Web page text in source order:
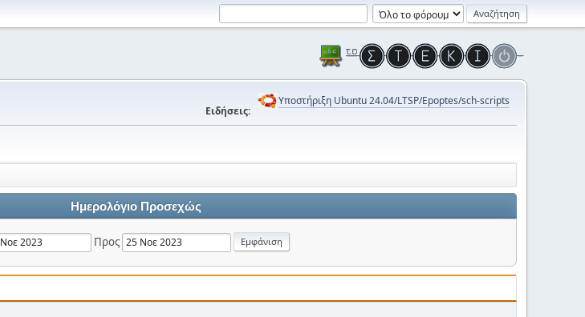
Ειδήσεις:
Υποστήριξη Ubuntu 24.04/LTSP/Epoptes/sch-scripts
Ημερολόγιο Προσεχώς
Προς